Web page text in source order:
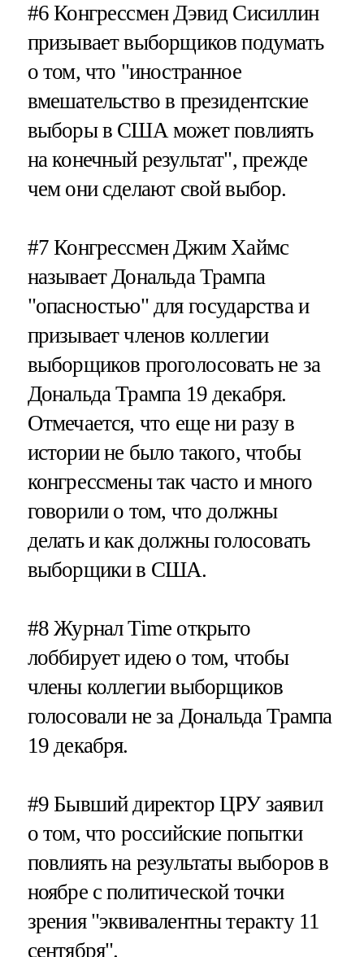
#6Конгрессмен Дэвид Сисиллин
призывает выборщиков подумать
о том, что "иностранное
вмешательство в президентские
выборы в США может повлиять
на конечный результат", прежде
чем они сделают свой выбор.
#7Конгрессмен Джим Хаймс
называет Дональда Трампа
"опасностью" для государства и
призывает членов коллегии
выборщиков проголосовать не за
Дональда Трампа 19 декабря.
Отмечается, что еще ни разу в
истории не было такого, чтобы
конгрессмены так часто и много
говорили о том, что должны
делать и как должны голосовать
выборщики в США.
#8Журнал Time открыто
лоббирует идею о том, чтобы
члены коллегии выборщиков
голосовали не за Дональда Трампа
19 декабря.
#9Бывший директор ЦРУ заявил
о том, что российские попытки
повлиять на результаты выборов в
ноябре с политической точки
зрения "эквивалентны теракту 11
сентября".